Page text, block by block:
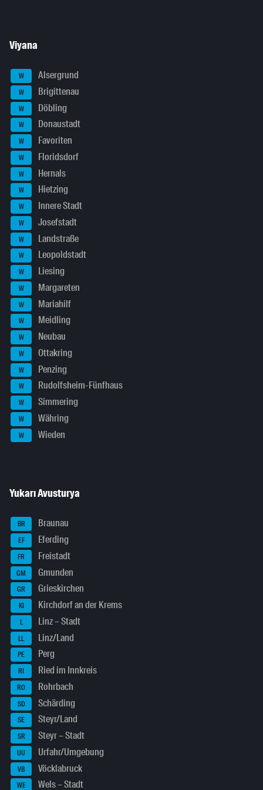
Viyana
W Alsergrund
W Brigittenau
W Döbling
W Donaustadt
W Favoriten
W Floridsdorf
W Hernals
W Hietzing
W Innere Stadt
W Josefstadt
W Landstraße
W Leopoldstadt
W Liesing
W Margareten
W Mariahilf
W Meidling
W Neubau
W Ottakring
W Penzing
W Rudolfsheim-Fünfhaus
W Simmering
W Währing
W Wieden
Yukarı Avusturya
BR Braunau
EF Eferding
FR Freistadt
GM Gmunden
GR Grieskirchen
KI Kirchdorf an der Krems
L Linz – Stadt
LL Linz/Land
PE Perg
RI Ried im Innkreis
RO Rohrbach
SD Schärding
SE Steyr/Land
SR Steyr – Stadt
UU Urfahr/Umgebung
VB Vöcklabruck
WE Wels – Stadt